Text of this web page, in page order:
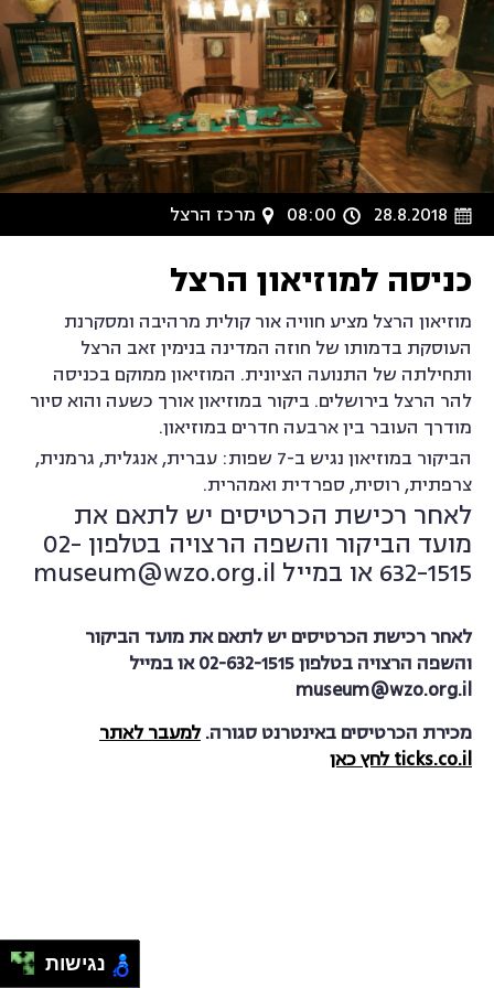
28.8.2018
08:00 מרכז הרצל
כניסה למוזיאון הרצל
מוזיאון הרצל מציע חוויה אור קולית מרהיבה ומסקרנת
העוסקת בדמותו של חוזה המדינה בנימין זאב הרצל
ותחילתה של התנועה הציונית. המוזיאון ממוקם בכניסה
להר הרצל בירושלים. ביקור במוזיאון אורך כשעה והוא סיור
מודרך העובר בין ארבעה חדרים במוזיאון.
הביקור במוזיאון נגיש ב-7 שפות: עברית, אנגלית, גרמנית,
צרפתית, רוסית, ספרדית ואמהרית.
לאחר רכישת הכרטיסים יש לתאם את
מועד הביקור והשפה הרצויה בטלפון 02-
632-1515 או במייל museum@wzo.org.il
לאחר רכישת הכרטיסים יש לתאם את מועד הביקור
והשפה הרצויה בטלפון 02-632-1515 או במייל
museum@wzo.org.il
מכירת הכרטיסים באינטרנט סגורה.למעבר לאתר
ticks.co.il לחץ כאן
נגישות